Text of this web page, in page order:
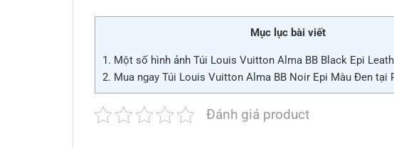
Mục lục bài viết
1. Một số hình ảnh Túi Louis Vuitton Alma BB Black Epi
2. Mua ngay Túi Louis Vuitton Alma BB Noir Epi Màu Đen tại
Đánh giá product